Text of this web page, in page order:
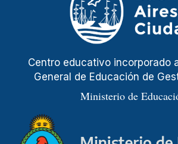
Centro educativo incorporado
General de Educación de
Ministerio de